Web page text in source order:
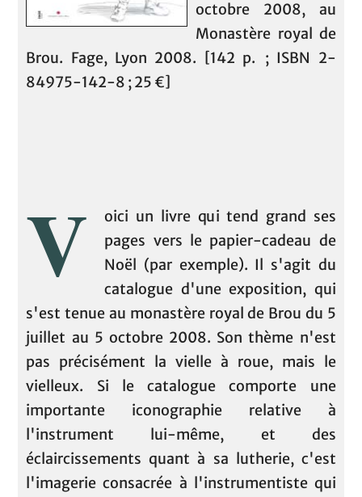
octobre 2008, au
Monastère royal de
Brou. Fage, Lyon 2008. [142 p. ; ISBN 2-
84975-142-8 ; 25 €]
V
oici un livre qui tend grand ses
pages vers le papier-cadeau de
Noël (par exemple). Il s'agit du
catalogue d'une exposition, qui
s'est tenue au monastère royal de Brou du 5
juillet au 5 octobre 2008. Son thème n'est
pas précisément la vielle à roue, mais le
vielleux. Si le catalogue comporte une
importante iconographie relative à
l'instrument lui-même, et des
éclaircissements quant à sa lutherie, c'est
l'imagerie consacrée à l'instrumentiste qui